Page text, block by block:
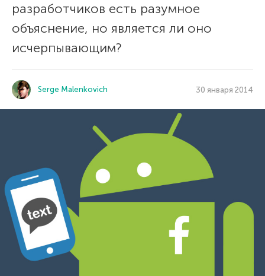
разработчиков есть разумное
объяснение, но является ли оно
исчерпывающим?
Serge Malenkovich 30 января 2014